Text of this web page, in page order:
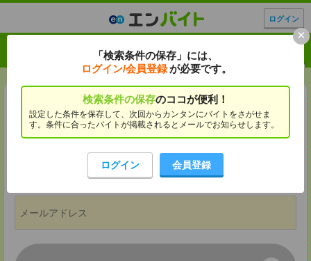
「検索条件の保存」には、
ログイン/会員登録が必要です。
検索条件の保存のココが便利！
設定した条件を保存して、次回からカンタンにバイトをさがせま
す。条件に合ったバイトが掲載されるとメールでお知らせします。
ログイン 会員登録
×
ログイン
簡単3ステップ！無料登録
1
メールアドレス入力
2
認証
3
会員登録完了
メールアドレスを入力してください。